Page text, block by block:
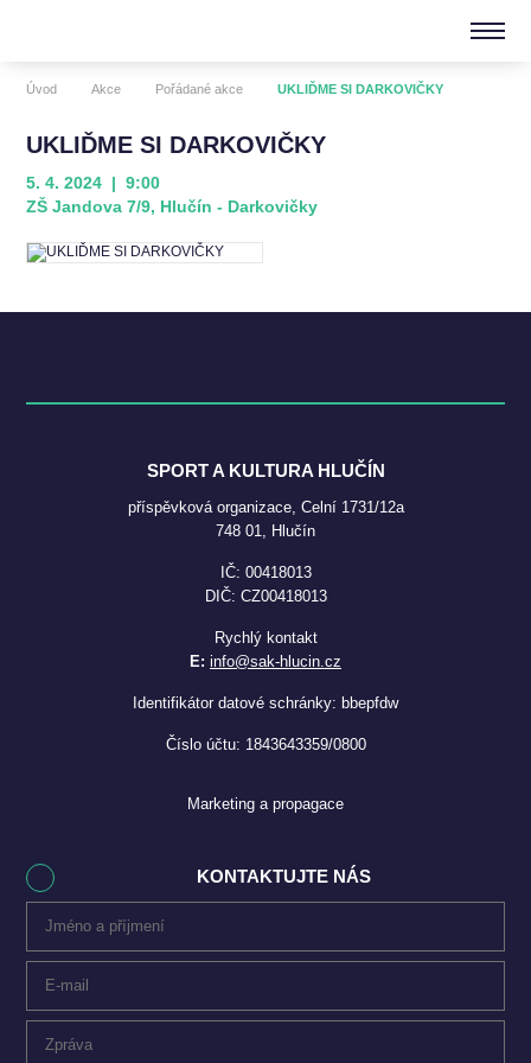
Úvod Akce Pořádané akce UKLIĎME SI DARKOVIČKY
UKLIĎME SI DARKOVIČKY
5. 4. 2024 | 9:00
ZŠ Jandova 7/9, Hlučín - Darkovičky
SPORT A KULTURA HLUČÍN
příspěvková organizace, Celní 1731/12a
748 01, Hlučín
IČ: 00418013
DIČ: CZ00418013
Rychlý kontakt
E: info@sak-hlucin.cz
Identifikátor datové schránky: bbepfdw
Číslo účtu: 1843643359/0800
Marketing a propagace
KONTAKTUJTE NÁS